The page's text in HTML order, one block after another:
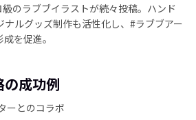
のラブブイラストが続々投稿。ハンド
ナルグッズ制作も活性化し、#ラブブアー
を促進。
成功例
ーとのコラボ